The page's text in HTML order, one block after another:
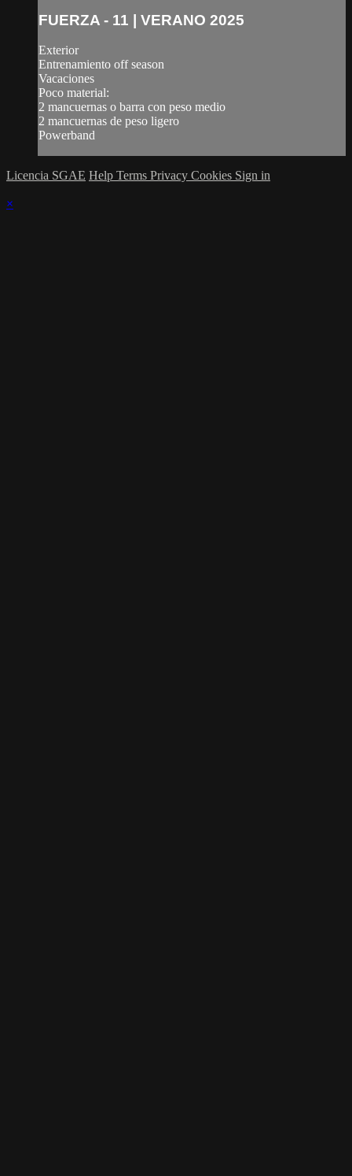
FUERZA - 11 | VERANO 2025
Exterior
Entrenamiento off season
Vacaciones
Poco material:
2 mancuernas o barra con peso medio
2 mancuernas de peso ligero
Powerband
Licencia SGAE Help Terms Privacy Cookies Sign in
×